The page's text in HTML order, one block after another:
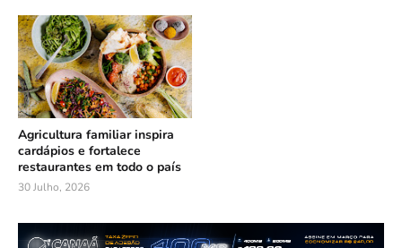
Agricultura familiar inspira
cardápios e fortalece
restaurantes em todo o país
30 Julho, 2026